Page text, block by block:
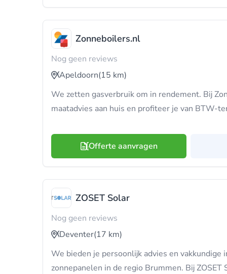
Zonneboilers.nl
Nog geen reviews
Apeldoorn(15 km)
We zetten gasverbruik om in rendement. Bij
maatadvies aan huis en profiteer je van BTW-
Offerte aanvragen
ZOSET Solar
Nog geen reviews
Deventer(17 km)
We bieden je persoonlijk advies en vakkundige
zonnepanelen in de regio Brummen. Bij